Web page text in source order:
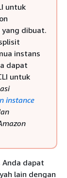
untuk
dibuat.
instans
dapat
untuk
instance
Anda dapat
lain dengan